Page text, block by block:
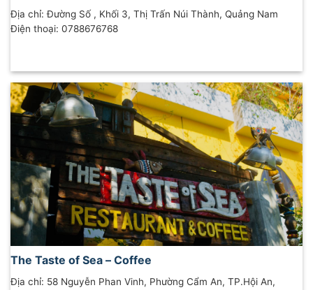
Địa chỉ: Đường Số , Khối 3, Thị Trấn Núi Thành, Quảng Nam
Điện thoại: 0788676768
The Taste of Sea – Coffee
Địa chỉ: 58 Nguyễn Phan Vinh, Phường Cẩm An, TP.Hội An,